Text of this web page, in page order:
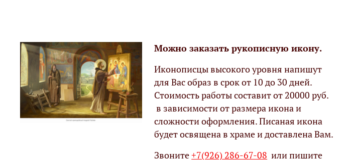
Можно заказать рукописную икону.
Иконописцы высокого уровня напишут
для Вас образ в срок от 10 до 30 дней.
Стоимость работы составит от 20000 руб.
в зависимости от размера икона и
сложности оформления. Писаная икона
будет освящена в храме и доставлена Вам.
Звоните+7(926) 286-67-08 или пишите